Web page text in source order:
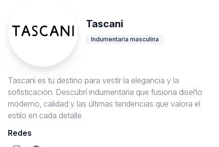
Tascani
Indumentaria masculina
Tascani es tu destino para vestir la elegancia y la
sofisticación. Descubrí indumentaria que fusiona diseño
moderno, calidad y las últimas tendencias que valora el
estilo en cada detalle.
Redes